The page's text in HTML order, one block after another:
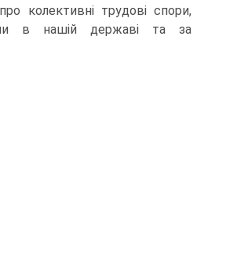
колективні трудові спори,
в нашій державі та за